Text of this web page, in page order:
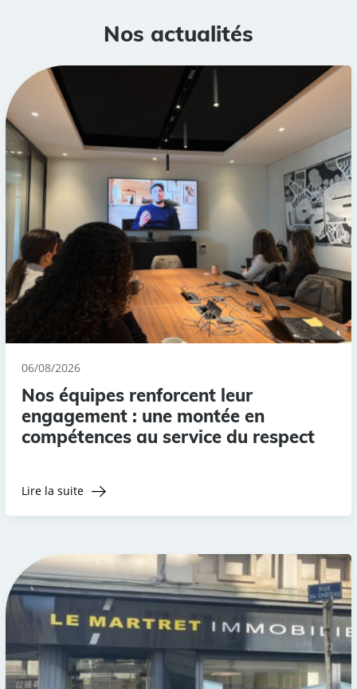
Nos actualités
06/08/2026
Nos équipes renforcent leur
engagement : une montée en
compétences au service du respect
Lire la suite